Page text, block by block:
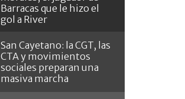
Barracas que le hizo el
gol a River
San Cayetano: la CGT, las
CTA y movimientos
sociales preparan una
masiva marcha